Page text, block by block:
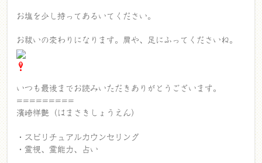
お塩を少し持ってあるいてください。
お祓いの変わりになります。肩や、足にふってくださいね。
いつも最後までお読みいただきありがとうございます。
=========
濱崎祥艶（はまさきしょうえん）
・スピリチュアルカウンセリング
・霊視、霊能力、占い